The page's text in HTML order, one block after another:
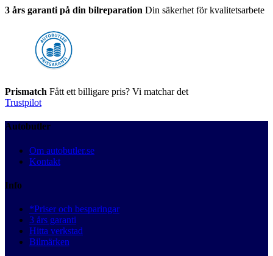
3 års garanti på din bilreparation Din säkerhet för kvalitetsarbete
Prismatch Fått ett billigare pris? Vi matchar det
Trustpilot
Autobutler
Om autobutler.se
Kontakt
Info
*Priser och besparingar
3 års garanti
Hitta verkstad
Bilmärken